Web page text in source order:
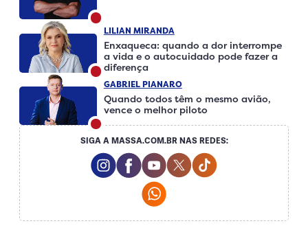
LILIAN MIRANDA
Enxaqueca: quando a dor interrompe
a vida e o autocuidado pode fazer a
diferença
GABRIEL PIANARO
Quando todos têm o mesmo avião,
vence o melhor piloto
SIGA A MASSA.COM.BR NAS REDES:
Instagram Social Media
Facebook Social Media
Youtube Social Media
Twitter Social Media
Tiktok Social
Whatsapp Social Media